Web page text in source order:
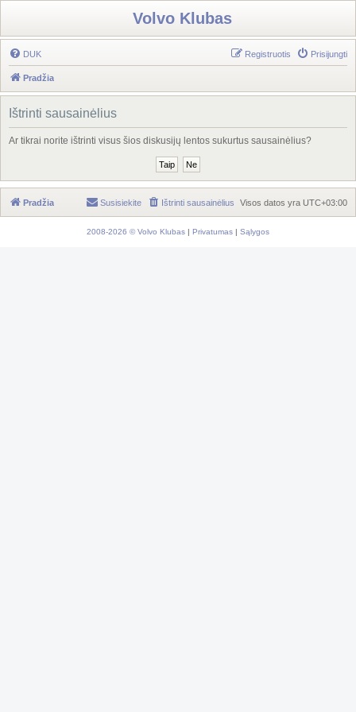
Volvo Klubas
DUK Prisijungti
Registruotis
Pradžia
Ištrinti sausainėlius
Ar tikrai norite ištrinti visus šios diskusijų lentos sukurtus sausainėlius?
Pradžia Visos datos yra UTC+03:00
Ištrinti sausainėlius
Susisiekite
2008-2026 © Volvo Klubas | Privatumas | Sąlygos